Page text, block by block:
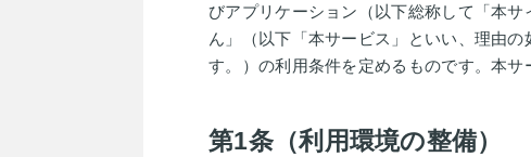
びアプリケーション（以下総称して「本
ん」（以下「本サービス」といい、理由
す。）の利用条件を定めるものです。本
第1条（利用環境の整備）